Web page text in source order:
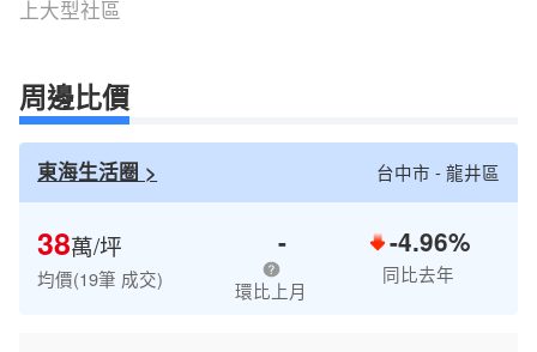
上大型社區
周邊比價
東海生活圈 > 台中市 - 龍井區
38萬/坪
均價(19筆 成交)
-
環比上月
-4.96%
同比去年